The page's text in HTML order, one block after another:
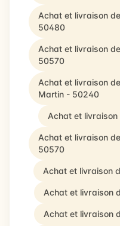
Achat et livraison
50480
Achat et livraison
50570
Achat et livraison
Martin - 50240
Achat et
Achat et livraison
50570
Achat et livraison
Achat et livraison
Achat et livraison